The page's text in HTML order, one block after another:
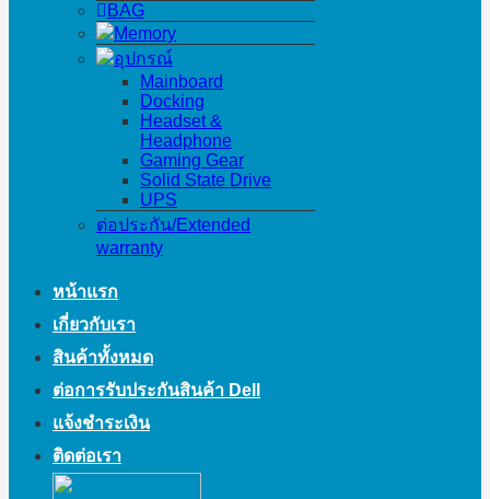
BAG
Memory
อุปกรณ์
Mainboard
Docking
Headset &
Headphone
Gaming Gear
Solid State Drive
UPS
ต่อประกัน/Extended
warranty
หน้าแรก
เกี่ยวกับเรา
สินค้าทั้งหมด
ต่อการรับประกันสินค้า Dell
แจ้งชำระเงิน
ติดต่อเรา